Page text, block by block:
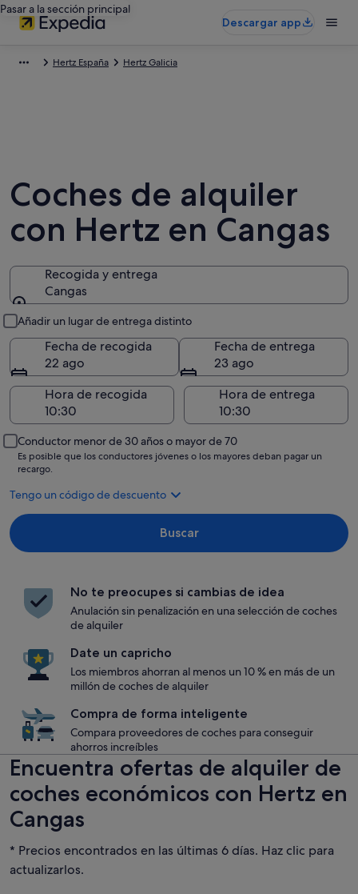
Pasar a la sección principal
Descargar app
Hertz España Hertz Galicia
Coches de alquiler
con Hertz en Cangas
Recogida y entrega
Cangas
Añadir un lugar de entrega distinto
Fecha de recogida
22 ago
Fecha de entrega
23 ago
Hora de recogida
Hora de entrega
Conductor menor de 30 años o mayor de 70
Es posible que los conductores jóvenes o los mayores deban pagar un
recargo.
Tengo un código de descuento
Buscar
No te preocupes si cambias de idea
Anulación sin penalización en una selección de coches
de alquiler
Date un capricho
Los miembros ahorran al menos un 10 % en más de un
millón de coches de alquiler
Compra de forma inteligente
Compara proveedores de coches para conseguir
ahorros increíbles
Encuentra ofertas de alquiler de
coches económicos con Hertz en
Cangas
* Precios encontrados en las últimas 6 días. Haz clic para
actualizarlos.